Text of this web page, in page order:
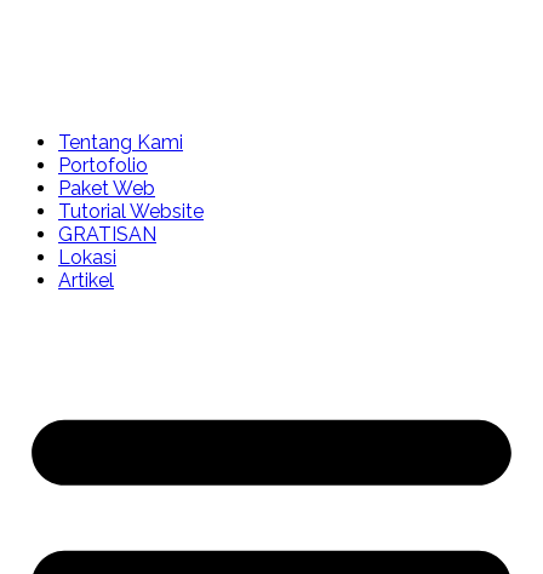
Tentang Kami
Portofolio
Paket Web
Tutorial Website
GRATISAN
Lokasi
Artikel